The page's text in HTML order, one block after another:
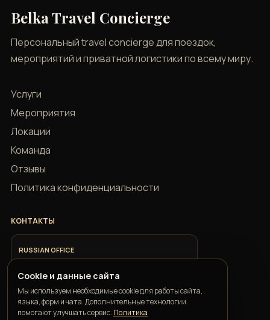
Belka Travel Concierge
Персональный travel concierge для поездок,
мероприятий и приватной логистики по всему миру.
Услуги
Мероприятия
Локации
Команда
Отзывы
Политика конфиденциальности
КОНТАКТЫ
RUSSIAN OFFICE
+7 918 685 9883
ITALIAN OFFICE
+39 351 352 1163
Cookie и данные сайта
Мы используем необходимые cookie для работы сайта,
языка, форм и чата. Дополнительные технологии
помогают улучшать сервис. Политика